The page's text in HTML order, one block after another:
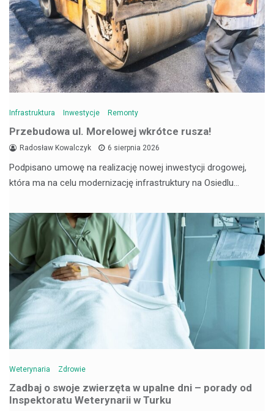
Infrastruktura Inwestycje Remonty
Przebudowa ul. Morelowej wkrótce rusza!
Radosław Kowalczyk 6 sierpnia 2026
Podpisano umowę na realizację nowej inwestycji drogowej,
która ma na celu modernizację infrastruktury na Osiedlu…
Weterynaria Zdrowie
Zadbaj o swoje zwierzęta w upalne dni – porady od
Inspektoratu Weterynarii w Turku